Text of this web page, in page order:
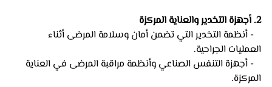
2. أجهزة التخدير والعناية المركزة
   - أنظمة التخدير التي تضمن أمان وسلامة المرضى أثناء
العمليات الجراحية.
   - أجهزة التنفس الصناعي وأنظمة مراقبة المرضى في العناية
المركزة.